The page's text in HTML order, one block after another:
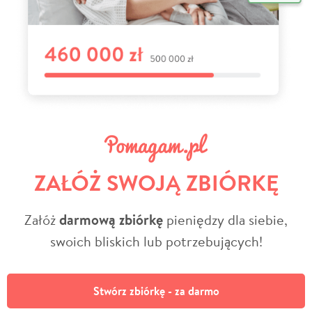
ZAŁÓŻ SWOJĄ ZBIÓRKĘ
Załóżdarmową zbiórkę pieniędzy dla siebie,
swoich bliskich lub potrzebujących!
Stwórz zbiórkę - za darmo